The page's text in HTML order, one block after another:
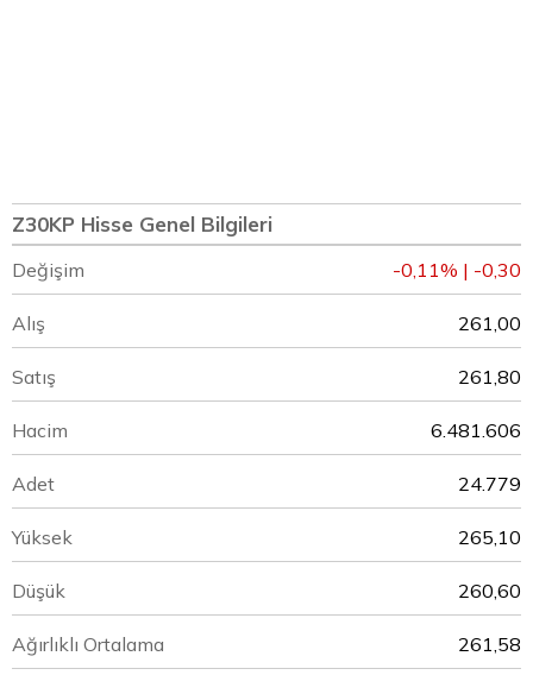
Z30KP Hisse Genel Bilgileri
Değişim -0,11% | -0,30
Alış 261,00
Satış 261,80
Hacim 6.481.606
Adet 24.779
Yüksek 265,10
Düşük 260,60
Ağırlıklı Ortalama 261,58